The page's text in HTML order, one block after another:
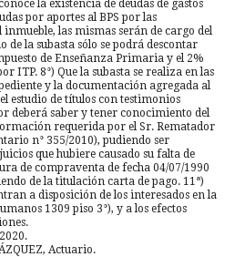
la existencia de deudas de gastos
por aportes al BPS por las
inmueble, las mismas serán de cargo del
de la subasta sólo se podrá descontar
de Enseñanza Primaria y el 2%
ITP. 8°) Que la subasta se realiza en las
y la documentación agregada al
estudio de títulos con testimonios
deberá saber y tener conocimiento del
requerida por el Sr. Rematador
n° 355/2010), pudiendo ser
que hubiere causado su falta de
de compraventa de fecha 04/07/1990
de la titulación carta de pago. 11ª)
a disposición de los interesados en la
1309 piso 3°), y a los efectos
Actuario.